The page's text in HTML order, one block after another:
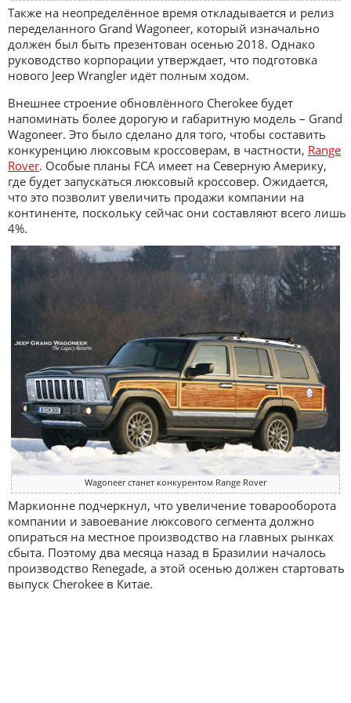
Также на неопределённое время откладывается и релиз
переделанного Grand Wagoneer, который изначально
должен был быть презентован осенью 2018. Однако
руководство корпорации утверждает, что подготовка
нового Jeep Wrangler идёт полным ходом.
Внешнее строение обновлённого Cherokee будет
напоминать более дорогую и габаритную модель – Grand
Wagoneer. Это было сделано для того, чтобы составить
конкуренцию люксовым кроссоверам, в частности, Range
Rover. Особые планы FCA имеет на Северную Америку,
где будет запускаться люксовый кроссовер. Ожидается,
что это позволит увеличить продажи компании на
континенте, поскольку сейчас они составляют всего лишь
4%.
Wagoneer станет конкурентом Range Rover
Маркионне подчеркнул, что увеличение товарооборота
компании и завоевание люксового сегмента должно
опираться на местное производство на главных рынках
сбыта. Поэтому два месяца назад в Бразилии началось
производство Renegade, а этой осенью должен стартовать
выпуск Cherokee в Китае.